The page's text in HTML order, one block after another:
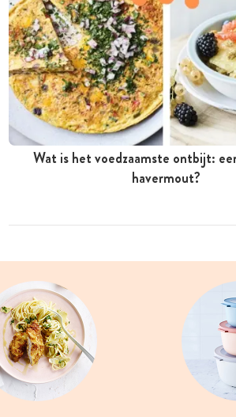
Wat is het voedzaamste ontbijt:
havermout?